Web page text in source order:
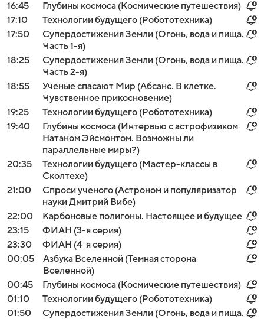
16:45
Глубины космоса (Космические путешествия)
17:10
Технологии будущего (Робототехника)
17:50
Супердостижения Земли (Огонь, вода и пища.
Часть 1-я)
18:25
Супердостижения Земли (Огонь, вода и пища.
Часть 2-я)
18:55
Ученые спасают Мир (Абсанс. В клетке.
Чувственное прикосновение)
19:25
Технологии будущего (Робототехника)
19:40
Глубины космоса (Интервью с астрофизиком
Натаном Эйсмонтом. Возможны ли
параллельные миры?)
20:35
Технологии будущего (Мастер-классы в
Сколтехе)
21:00
Спроси ученого (Астроном и популяризатор
науки Дмитрий Вибе)
22:00
Карбоновые полигоны. Настоящее и будущее
23:15
ФИАН (3-я серия)
23:30
ФИАН (4-я серия)
00:05
Азбука Вселенной (Темная сторона
Вселенной)
00:45
Глубины космоса (Космические путешествия)
01:10
Технологии будущего (Робототехника)
01:50
Супердостижения Земли (Огонь, вода и пища.